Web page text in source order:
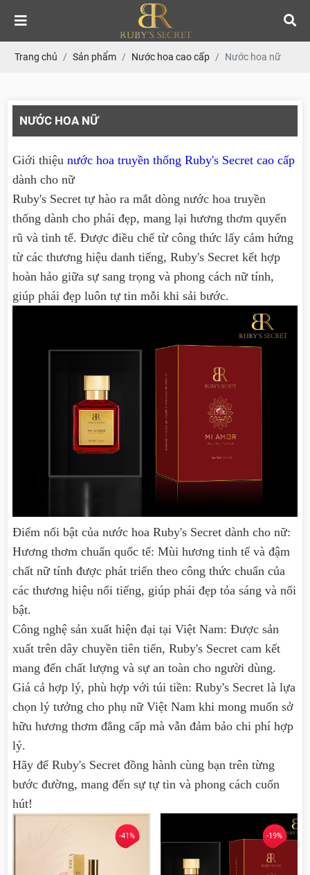
Trang chủ Sản phẩm Nước hoa cao cấp Nước hoa nữ
NƯỚC HOA NỮ
Giới thiệunước hoa truyền thống Ruby's Secret cao cấp
dành cho nữ
Ruby's Secret tự hào ra mắt dòng nước hoa truyền
thống dành cho phái đẹp, mang lại hương thơm quyến
rũ và tinh tế. Được điều chế từ công thức lấy cảm hứng
từ các thương hiệu danh tiếng, Ruby's Secret kết hợp
hoàn hảo giữa sự sang trọng và phong cách nữ tính,
giúp phái đẹp luôn tự tin mỗi khi sải bước.
Điểm nổi bật của nước hoa Ruby's Secret dành cho nữ:
Hương thơm chuẩn quốc tế: Mùi hương tinh tế và đậm
chất nữ tính được phát triển theo công thức chuẩn của
các thương hiệu nổi tiếng, giúp phái đẹp tỏa sáng và nổi
bật.
Công nghệ sản xuất hiện đại tại Việt Nam: Được sản
xuất trên dây chuyền tiên tiến, Ruby's Secret cam kết
mang đến chất lượng và sự an toàn cho người dùng.
Giá cả hợp lý, phù hợp với túi tiền: Ruby's Secret là lựa
chọn lý tưởng cho phụ nữ Việt Nam khi mong muốn sở
hữu hương thơm đẳng cấp mà vẫn đảm bảo chi phí hợp
lý.
Hãy để Ruby's Secret đồng hành cùng bạn trên từng
bước đường, mang đến sự tự tin và phong cách cuốn
hút!
-41% -19%